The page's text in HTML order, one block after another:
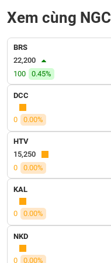
Xem cùng NGC
BRS
22,200
100
0.45%
DCC
0 0.00%
HTV
15,250
0
0.00%
KAL
0 0.00%
NKD
0 0.00%
TRUYỀN
TIỆN
ÍCH
BẤT
ĐỘNG
Mã
chứng
khoán
(-)